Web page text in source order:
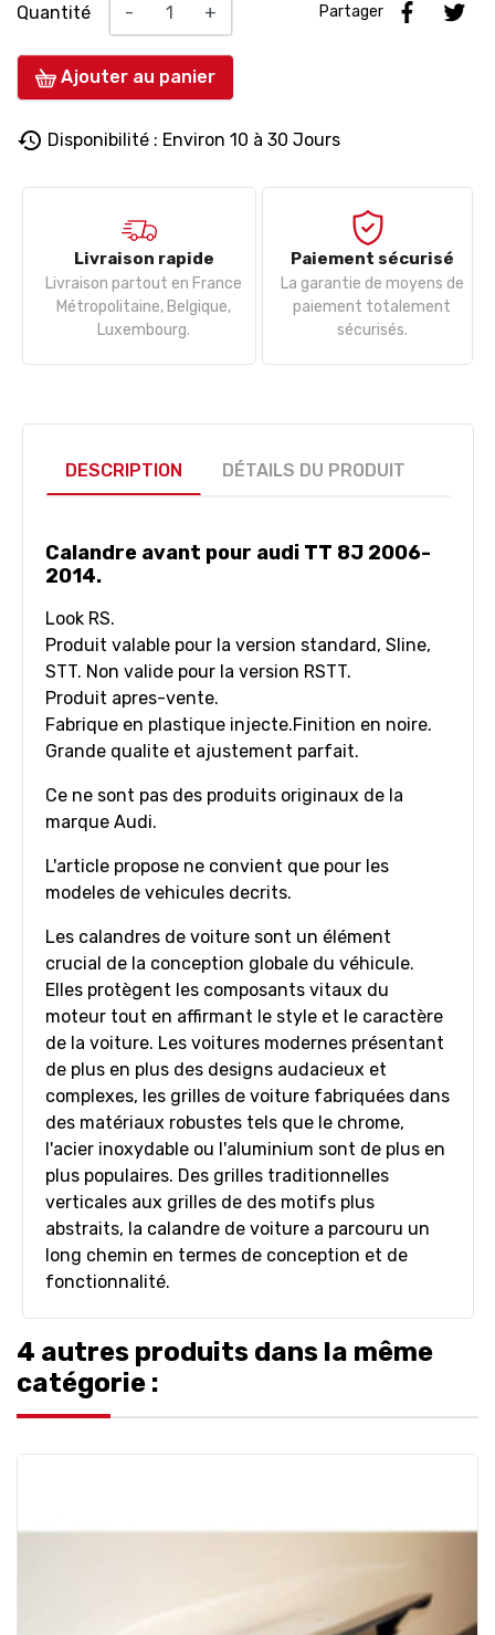
Quantité - +
Ajouter au panier
Partager
history Disponibilité : Environ 10 à 30 Jours
Livraison rapide
Livraison partout en France
Métropolitaine, Belgique,
Luxembourg.
Paiement sécurisé
La garantie de moyens de
paiement totalement
sécurisés.
DESCRIPTION DÉTAILS DU PRODUIT
Calandre avant pour audi TT 8J 2006-
2014.
Look RS.
Produit valable pour la version standard, Sline,
STT. Non valide pour la version RSTT.
Produit apres-vente.
Fabrique en plastique injecte.Finition en noire.
Grande qualite et ajustement parfait.
Ce ne sont pas des produits originaux de la
marque Audi.
L'article propose ne convient que pour les
modeles de vehicules decrits.
Les calandres de voiture sont un élément
crucial de la conception globale du véhicule.
Elles protègent les composants vitaux du
moteur tout en affirmant le style et le caractère
de la voiture. Les voitures modernes présentant
de plus en plus des designs audacieux et
complexes, les grilles de voiture fabriquées dans
des matériaux robustes tels que le chrome,
l'acier inoxydable ou l'aluminium sont de plus en
plus populaires. Des grilles traditionnelles
verticales aux grilles de des motifs plus
abstraits, la calandre de voiture a parcouru un
long chemin en termes de conception et de
fonctionnalité.
4 autres produits dans la même
catégorie :